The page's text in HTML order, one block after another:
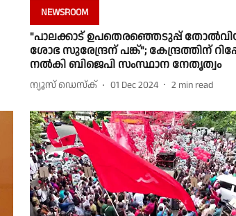
NEWSROOM
"പാലക്കാട് ഉപതെരഞ്ഞെടുപ്പ്
ശോഭ സുരേന്ദ്രന് പങ്ക്"; കേന്ദ്രത്തിന്
നൽകി ബിജെപി സംസ്ഥാന നേതൃത്വം
ന്യൂസ് ഡെസ്ക് 01 Dec 2024 2 min read